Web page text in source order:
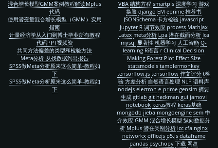
混合增长模型GMM案例教程解读Mplus
代码
使用潜变量混合增长模型（GMM）实用
指南
计量经济学从入门到博士毕业所有教程
代码PPT视频资
共同方法偏差的类型和检验方法
Meta分析-从找数据到出报告
SPSS做Meta分析原来这么简单-教程如
下
SPSS做Meta分析原来这么简单-教程如
下
VBA 结构方程 smartpls 深度学习 游戏
换脸 django EM eprime 推荐书
JSONSchema 卡方检验 javascript
jupyter R 调节效应 process MathJax
Latex meta分析 Lpa 潜在截面分析 lca
mysql 显著性 机器学习 人工智能 Q-
learning R语言 r Clinical Decision
Making Forest Plot Effect Size
statsmodels tamplermonkey
tensorflow.js tensorflow 作文评分 t检
验 方差分析 自然语言处理 NLP 语料库
nodejs electron e-prime gensim 摘要
生成 gitlab git heckman gui jamovi
notebook keras教程 keras基础
mongodb jieba mongoengine sem 中
介效应 GMM 混合增长模型 纵向数据分
析 Mplus 潜在类别分析 icc cfa nginx
networkx officejs p5.js dataframe
pandas psychopy 下载 网盘